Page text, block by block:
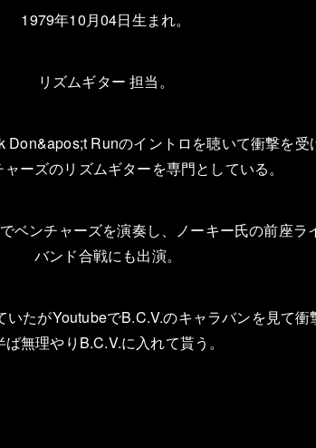
1979年10月04日生まれ。
リズムギター 担当。
Don&apos;t Runのイントロを聴いて衝撃を受
ーズのリズムギターを専門としている。
ベンチャーズを演奏し、ノーキー氏の前座ラ
バンド合戦にも出演。
いたがYoutubeでB.C.V.のキャラバンを見て衝
ば無理やり B.C.V.に入れて貰う。